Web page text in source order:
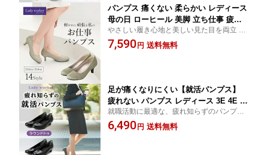
い
パンプス 痛くない 柔らかい レディース
母の日 ローヒール 美脚 立ち仕事 疲れ
ない 長時間 靴 Lady worker レディワー
カー ウォーカー 結婚式 中敷き むくみ
やさしい履き心地と美しい見た目を両立 営
業職・立ち仕事・通勤用におすすめのレデ
ィースコンフォートパンプス 一日中履いて
7,590円 送料無料
足が痛くなりにくい【就活パンプス】
疲れない パンプス レディース 3E 4E 幅
広 Lady worker レディワーカー ASICS
靴 アシックス商事 アシックス リクルー
就職活動に最適な、疲れ知らずのパンプ
ス。歩きやすい3cmヒール 足指ゆったり設
計 ラウンドトゥ スクエアトゥ
6,490円 送料無料